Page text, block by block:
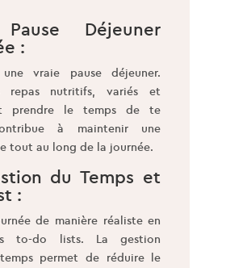
Déjeuner
:
vraie pause déjeuner.
repas nutritifs, variés et
prendre le temps de te
à maintenir une
tout au long de la journée.
du Temps et
:
de manière réaliste en
to-do lists. La gestion
permet de réduire le